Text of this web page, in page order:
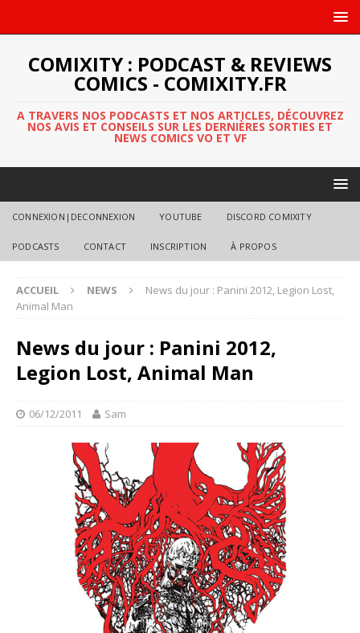
COMIXITY : PODCAST & REVIEWS
COMICS - COMIXITY.FR
A TRAVERS NOS PODCASTS ET NOS ARTICLES, DÉCOUVREZ
NOS AVIS ET CONSEILS SUR LES DERNIÈRES SORTIES ET
NEWS COMICS VO ET VF
CONNEXION|DECONNEXION YOUTUBE DISCORD COMIXITY
PODCASTS CONTACT INSCRIPTION À PROPOS
ACCUEIL NEWS
News du jour : Panini 2012, Legion Lost,
Animal Man
News du jour : Panini 2012,
Legion Lost, Animal Man
06/12/2011 Sam